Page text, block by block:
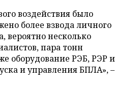
воздействия было
более взвода личного
вероятно несколько
пара тонн
оборудование РЭБ, РЭР и
и управления БПЛА», –